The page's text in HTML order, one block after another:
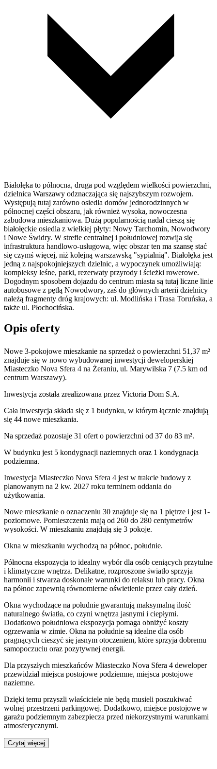
Białołęka to północna, druga pod względem wielkości powierzchni,
dzielnica Warszawy odznaczająca się najszybszym rozwojem.
Występują tutaj zarówno osiedla domów jednorodzinnych w
północnej części obszaru, jak również wysoka, nowoczesna
zabudowa mieszkaniowa. Dużą popularnością nadal cieszą się
białołęckie osiedla z wielkiej płyty: Nowy Tarchomin, Nowodwory
i Nowe Świdry. W strefie centralnej i południowej rozwija się
infrastruktura handlowo-usługowa, więc obszar ten ma szansę stać
się czymś więcej, niż kolejną warszawską "sypialnią". Białołęka jest
jedną z najspokojniejszych dzielnic, a wypoczynek umożliwiają:
kompleksy leśne, parki, rezerwaty przyrody i ścieżki rowerowe.
Dogodnym sposobem dojazdu do centrum miasta są tutaj liczne linie
autobusowe z pętlą Nowodwory, zaś do głównych arterii dzielnicy
należą fragmenty dróg krajowych: ul. Modlińska i Trasa Toruńska, a
także ul. Płochocińska.
Opis oferty
Nowe 3-pokojowe mieszkanie na sprzedaż o powierzchni 51,37 m²
znajduje się w nowo wybudowanej inwestycji deweloperskiej
Miasteczko Nova Sfera 4 na Żeraniu, ul. Marywilska 7 (7.5 km od
centrum Warszawy).
Inwestycja została zrealizowana przez Victoria Dom S.A.
Cała inwestycja składa się z 1 budynku, w którym łącznie znajdują
się 44 nowe mieszkania.
Na sprzedaż pozostaje 31 ofert o powierzchni od 37 do 83 m².
W budynku jest 5 kondygnacji naziemnych oraz 1 kondygnacja
podziemna.
Inwestycja Miasteczko Nova Sfera 4 jest w trakcie budowy z
planowanym na 2 kw. 2027 roku terminem oddania do
użytkowania.
Nowe mieszkanie o oznaczeniu 30 znajduje się na 1 piętrze i jest 1-
poziomowe. Pomieszczenia mają od 260 do 280 centymetrów
wysokości. W mieszkaniu znajdują się 3 pokoje.
Okna w mieszkaniu wychodzą na północ, południe.
Północna ekspozycja to idealny wybór dla osób ceniących przytulne
i klimatyczne wnętrza. Delikatne, rozproszone światło sprzyja
harmonii i stwarza doskonałe warunki do relaksu lub pracy. Okna
na północ zapewnią równomierne oświetlenie przez cały dzień.
Okna wychodzące na południe gwarantują maksymalną ilość
naturalnego światła, co czyni wnętrza jasnymi i ciepłymi.
Dodatkowo południowa ekspozycja pomaga obniżyć koszty
ogrzewania w zimie. Okna na południe są idealne dla osób
pragnących cieszyć się jasnym otoczeniem, które sprzyja dobremu
samopoczuciu oraz pozytywnej energii.
Dla przyszłych mieszkańców Miasteczko Nova Sfera 4 deweloper
przewidziałmiejsca postojowe podziemne, miejsca postojowe
naziemne.
Dzięki temu przyszli właściciele nie będą musieli poszukiwać
wolnej przestrzeni parkingowej. Dodatkowo, miejsce postojowe w
garażu podziemnym zabezpiecza przed niekorzystnymi warunkami
atmosferycznymi.
Czytaj więcej